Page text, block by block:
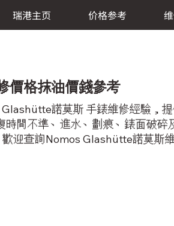
瑞港主页 价格参考
價格抹油價錢參考
諾莫斯 手錶維修經驗，
時間不準、進水、劃痕、錶面破
迎查詢Nomos Glashütte諾莫斯